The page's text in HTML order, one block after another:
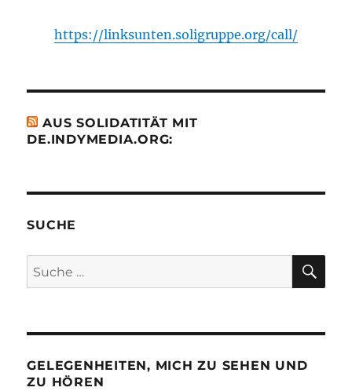
https://linksunten.soligruppe.org/call/
AUS SOLIDATITÄT MIT
DE.INDYMEDIA.ORG:
SUCHE
Suche
nach:
GELEGENHEITEN, MICH ZU SEHEN UND
ZU HÖREN